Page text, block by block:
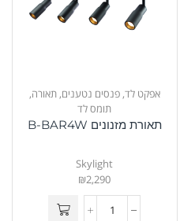
אפקט לד,פנסים נטענים,תאורה,
תומס לד
תאורת מזנונים B-BAR4W
Skylight
₪2,290